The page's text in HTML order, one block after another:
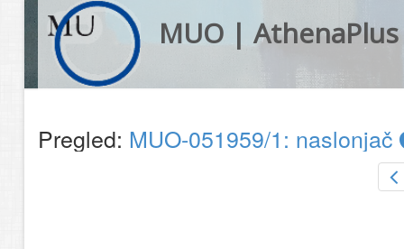
MUO | AthenaPlus
Pregled: MUO-051959/1: naslonjač